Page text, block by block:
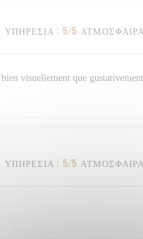
ΥΠΗΡΕΣΊΑ : 5/5 ΑΤΜΌΣΦΑΙΡΑ
visuellement que
ΥΠΗΡΕΣΊΑ : 5/5 ΑΤΜΌΣΦΑΙΡΑ